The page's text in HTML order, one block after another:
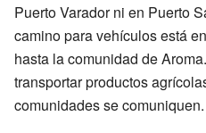
Puerto Varador ni en Puerto
camino para vehículos está
hasta la comunidad de
transportar productos
comunidades se comuniquen.